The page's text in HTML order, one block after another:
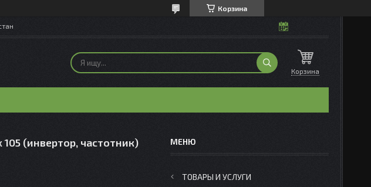
Корзина
Корзина
(инвертор, частотник)
ТОВАРЫ И УСЛУГИ